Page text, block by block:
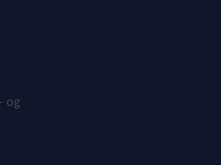
og